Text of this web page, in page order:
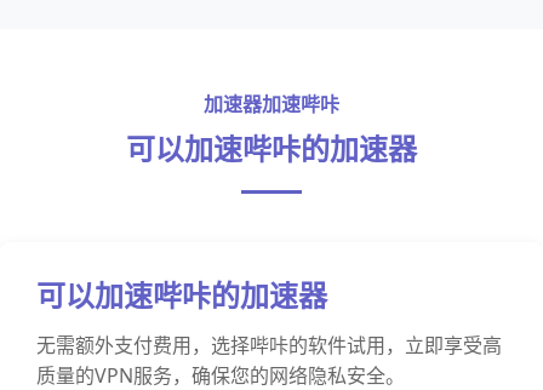
加速器加速哔咔
可以加速哔咔的加速器
可以加速哔咔的加速器
无需额外支付费用，选择哔咔的软件试用，立即享受高
质量的VPN服务，确保您的网络隐私安全。